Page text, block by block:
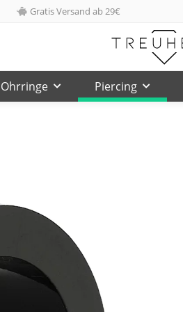
Gratis Versand ab 29€
Ohrringe Piercing